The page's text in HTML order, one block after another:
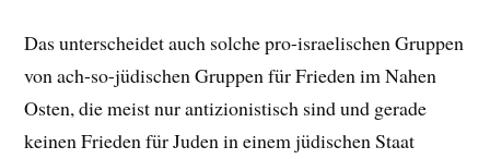
Das unterscheidet auch solche pro-israelischen Gruppen
von ach-so-jüdischen Gruppen für Frieden im Nahen
Osten, die meist nur antizionistisch sind und gerade
keinen Frieden für Juden in einem jüdischen Staat